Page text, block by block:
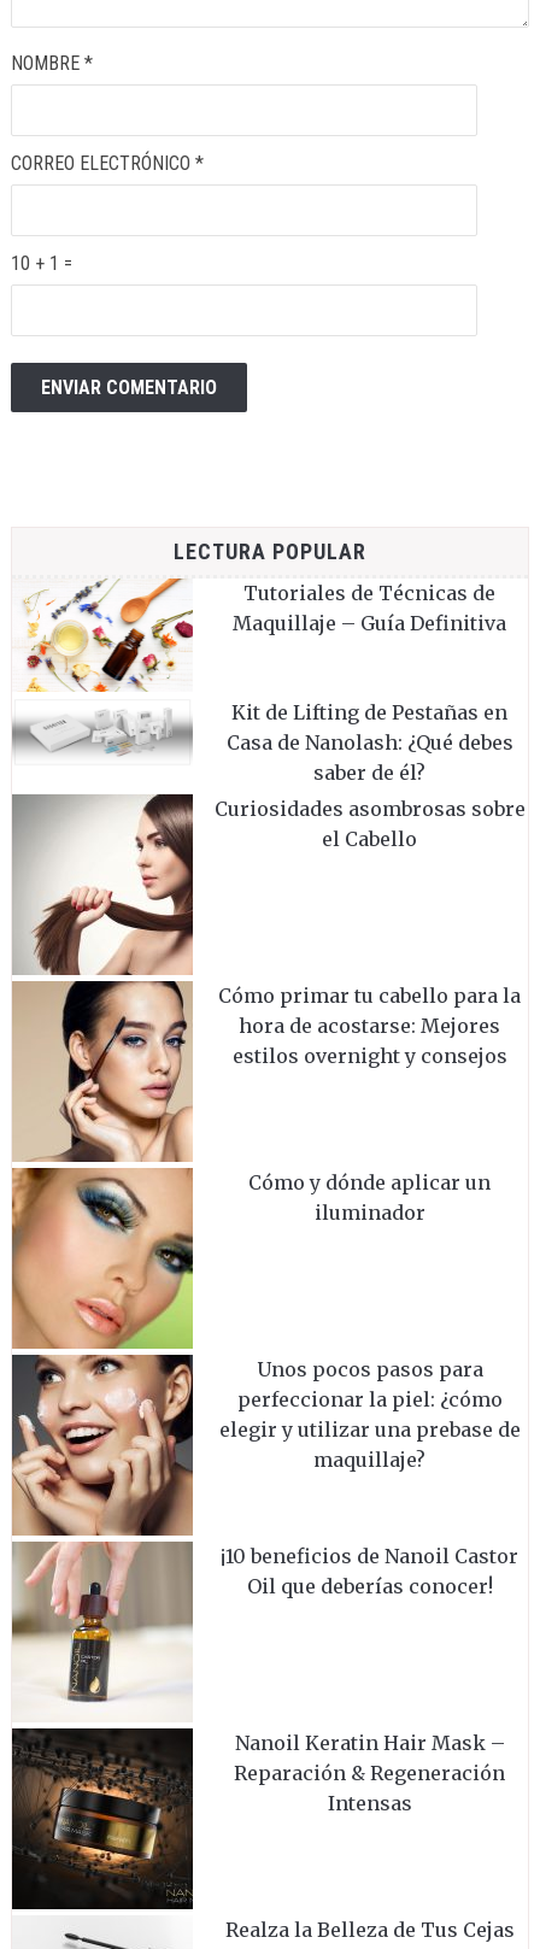
NOMBRE *
CORREO ELECTRÓNICO *
10 + 1 =
LECTURA POPULAR
Tutoriales de Técnicas de
Maquillaje – Guía Definitiva
Kit de Lifting de Pestañas en
Casa de Nanolash: ¿Qué debes
saber de él?
Curiosidades asombrosas sobre
el Cabello
Cómo primar tu cabello para la
hora de acostarse: Mejores
estilos overnight y consejos
Cómo y dónde aplicar un
iluminador
Unos pocos pasos para
perfeccionar la piel: ¿cómo
elegir y utilizar una prebase de
maquillaje?
¡10 beneficios de Nanoil Castor
Oil que deberías conocer!
Nanoil Keratin Hair Mask –
Reparación & Regeneración
Intensas
Realza la Belleza de Tus Cejas